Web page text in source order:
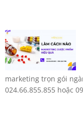
marketing trọn gói
024.66.855.855 hoặc